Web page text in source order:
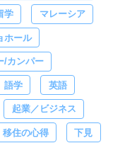
学 マレーシア
ホール
/カンパー
語学 英語
起業／ビジネス
移住の心得 下見